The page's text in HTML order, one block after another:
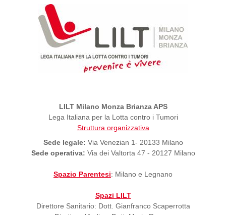
LILT Milano Monza Brianza APS
Lega Italiana per la Lotta contro i Tumori
Struttura organizzativa
Sede legale: Via Venezian 1- 20133 Milano
Sede operativa: Via dei Valtorta 47 - 20127 Milano
Spazio Parentesi: Milano e Legnano
Spazi LILT
Direttore Sanitario: Dott. Gianfranco Scaperrotta